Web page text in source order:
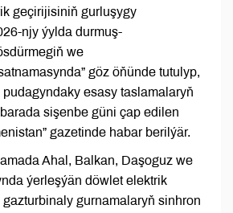
geçirijisiniň gurluşygy
njy ýylda durmuş-
we
göz öňünde tutulyp,
esasy taslamalaryň
sişenbe güni çap edilen
gazetinde habar berilýär.
Ahal, Balkan, Daşoguz we
ýerleşýän döwlet elektrik
gurnamalaryň sinhron